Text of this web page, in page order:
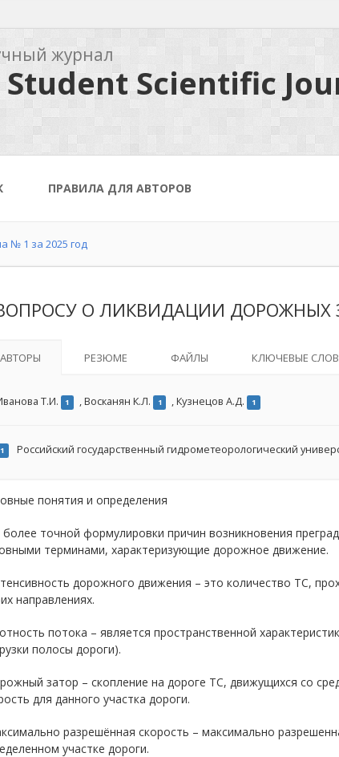
журнал
Scientific
ПРАВИЛА ДЛЯ АВТОРОВ
№ 1 за 2025 год
О ЛИКВИДАЦИИ ДОРОЖНЫХ
АВТОРЫ РЕЗЮМЕ ФАЙЛЫ КЛЮЧЕВЫЕ
Т.И. 1 ,Восканян К.Л. 1 ,Кузнецов А.Д. 1
1 Российский государственный гидрометеорологический
понятия и определения
точной формулировки причин возникновения
терминами, характеризующие дорожное движение.
дорожного движения – это количество ТС,
направлениях.
потока – является пространственной
полосы дороги).
затор – скопление на дороге ТС, движущихся со
для данного участка дороги.
разрешённая скорость – максимально
участке дороги.